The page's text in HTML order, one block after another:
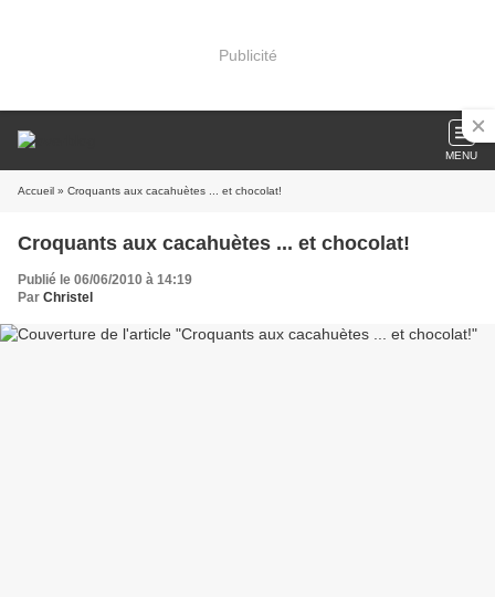
Publicité
MENU
Accueil » Croquants aux cacahuètes ... et chocolat!
Croquants aux cacahuètes ... et chocolat!
Publié le 06/06/2010 à 14:19
Par Christel